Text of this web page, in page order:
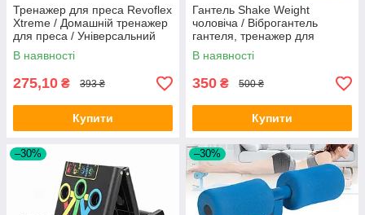
Тренажер для преса Revoflex
Xtreme / Домашній тренажер
для преса / Універсальний
тренажер / Тренажер для
м'язів
В наявності
275,10 ₴ 393 ₴
Купити
Гантель Shake Weight
чоловіча / Віброгантель
гантеля, тренажер для
фітнесу
В наявності
350 ₴ 500 ₴
Купити
–30% –30%